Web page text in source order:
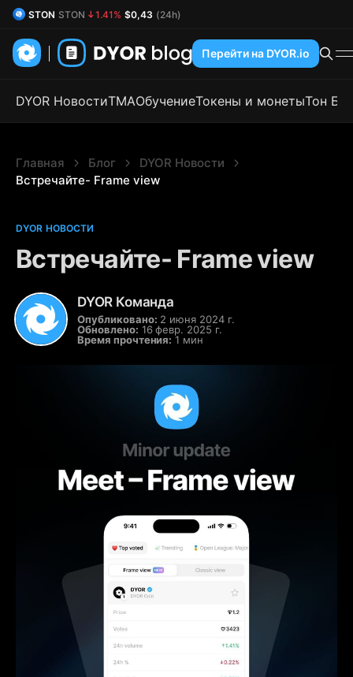
STON STON 1.41% $0,43 (24h)
DYOR Coin DYOR (24h)
Перейти на DYOR.io
DYOR НовостиTMAОбучениеТокены и монетыТон
Главная Блог
DYOR Новости
Встречайте- Frame view
DYOR НОВОСТИ
Встречайте- Frame view
DYOR Команда
Опубликовано: 2 июня 2024 г.
Обновлено: 16 февр. 2025 г.
Время прочтения: 1 мин